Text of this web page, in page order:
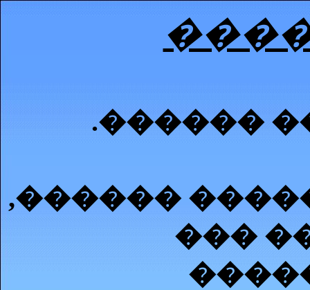
.������
,������
���